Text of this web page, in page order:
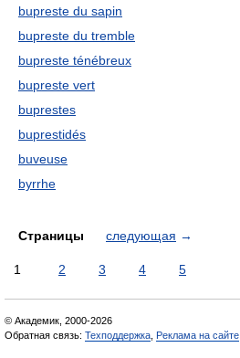
bupreste du sapin
bupreste du tremble
bupreste ténébreux
bupreste vert
buprestes
buprestidés
buveuse
byrrhe
Страницы следующая →
1 2 3 4 5
© Академик, 2000-2026
Обратная связь: Техподдержка Реклама на сайте